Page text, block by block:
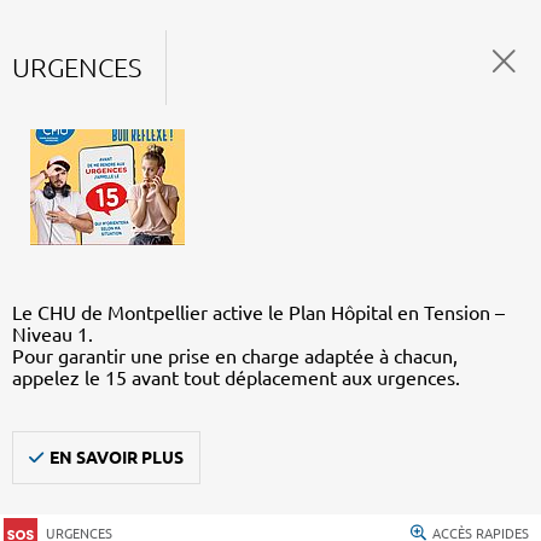
URGENCES
Le CHU de Montpellier active le Plan Hôpital en Tension –
Niveau 1.
Pour garantir une prise en charge adaptée à chacun,
appelez le 15 avant tout déplacement aux urgences.
EN SAVOIR PLUS
URGENCES ACCÈS RAPIDES